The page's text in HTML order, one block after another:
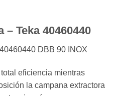
Teka 40460440
DBB 90 INOX
eficiencia mientras
la campana extractora